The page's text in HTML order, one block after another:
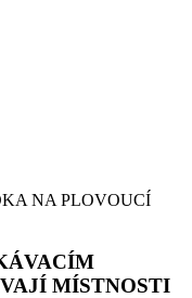
NA PLOVOUCÍ
MÍSTNOSTI